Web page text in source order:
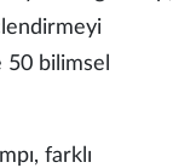
50 bilimsel
farklı